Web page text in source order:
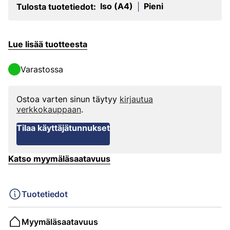
Tulosta tuotetiedot: Iso (A4) Pieni
Lue lisää tuotteesta
Varastossa
Ostoa varten sinun täytyy kirjautua
verkkokauppaan.
Tilaa käyttäjätunnukset
Katso myymäläsaatavuus
Tuotetiedot
Myymäläsaatavuus